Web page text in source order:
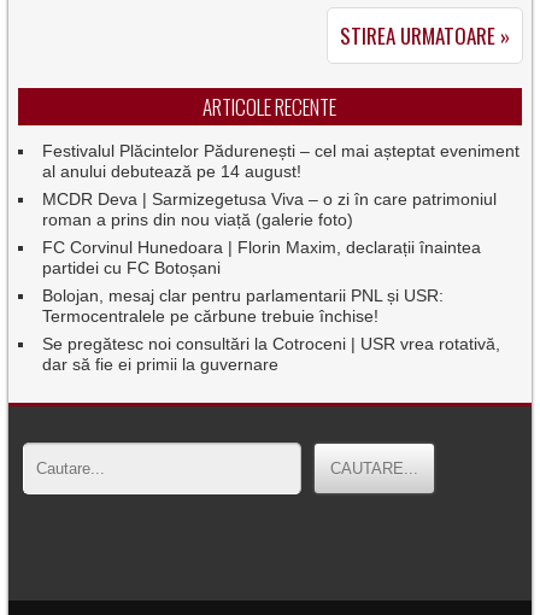
STIREA URMATOARE »
ARTICOLE RECENTE
Festivalul Plăcintelor Pădurenești – cel mai așteptat eveniment
al anului debutează pe 14 august!
MCDR Deva | Sarmizegetusa Viva – o zi în care patrimoniul
roman a prins din nou viață (galerie foto)
FC Corvinul Hunedoara | Florin Maxim, declarații înaintea
partidei cu FC Botoșani
Bolojan, mesaj clar pentru parlamentarii PNL și USR:
Termocentralele pe cărbune trebuie închise!
Se pregătesc noi consultări la Cotroceni | USR vrea rotativă,
dar să fie ei primii la guvernare